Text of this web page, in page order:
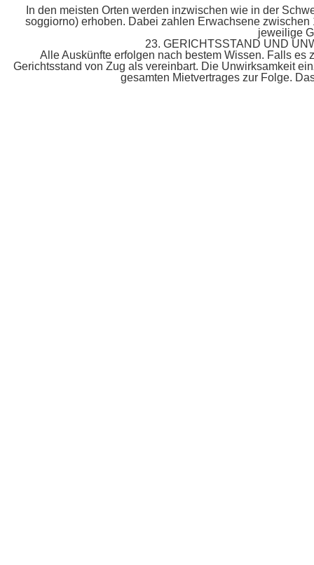
In den meisten Orten werden inzwischen wie in der
soggiorno) erhoben. Dabei zahlen Erwachsene
jeweilige
23. GERICHTSSTAND UND
Alle Auskünfte erfolgen nach bestem Wissen. Falls
Gerichtsstand von Zug als vereinbart. Die Unwirksamkeit
gesamten Mietvertrages zur Folge.